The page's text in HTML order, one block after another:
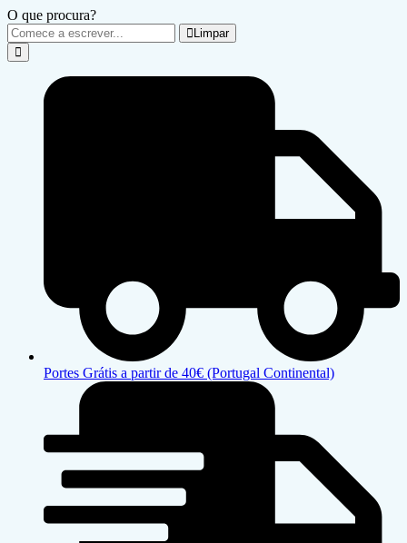
O que procura?
Limpar
Portes Grátis a partir de 40€ (Portugal Continental)